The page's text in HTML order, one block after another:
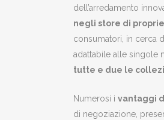
dell’arredamento
negli store di
consumatori, in cerca
adattabile alle singole
tutte e due le
Numerosi i vantaggi
di negoziazione,